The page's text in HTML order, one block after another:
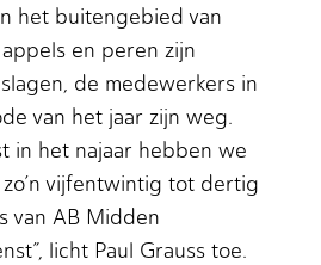
het buitengebied van
en peren zijn
de medewerkers in
van het jaar zijn weg.
in het najaar hebben we
vijfentwintig tot dertig
van AB Midden
licht Paul Grauss toe.